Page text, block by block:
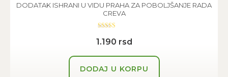
DODATAK ISHRANI U VIDU PRAHA ZA POBOLJŠANJE RADA
CREVA
5.00
od 5
1.190 rsd
DODAJ U KORPU